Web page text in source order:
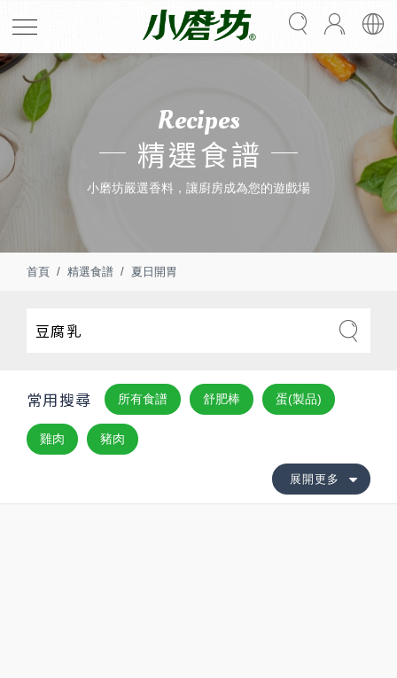
Recipes
精選食譜
小磨坊嚴選香料，讓廚房成為您的遊戲場
首頁 精選食譜 夏日開胃
常用搜尋 所有食譜 舒肥棒 蛋(製品)
雞肉 豬肉
展開更多